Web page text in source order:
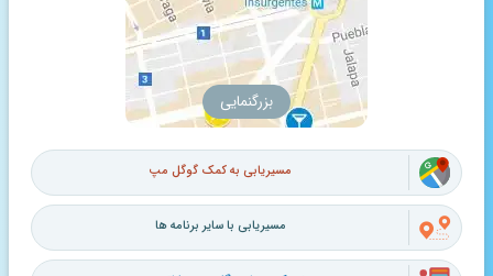
بزرگنمایی
مسیریابی به کمک گوگل مپ
مسیریابی با سایر برنامه ها